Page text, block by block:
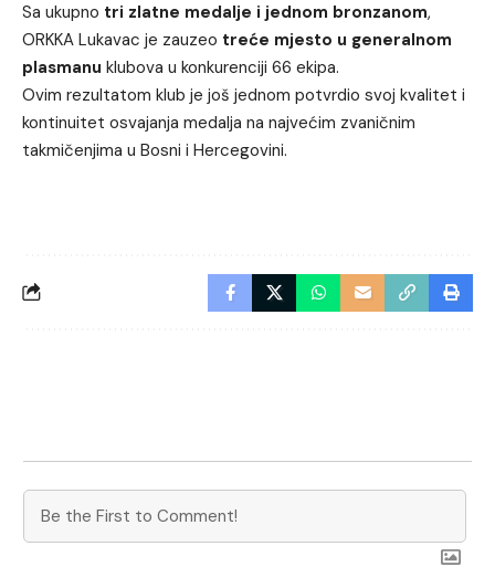
Sa ukupno tri zlatne medalje i jednom bronzanom,
ORKKA Lukavac je zauzeo treće mjesto u generalnom
plasmanu klubova u konkurenciji 66 ekipa.
Ovim rezultatom klub je još jednom potvrdio svoj kvalitet i
kontinuitet osvajanja medalja na najvećim zvaničnim
takmičenjima u Bosni i Hercegovini.